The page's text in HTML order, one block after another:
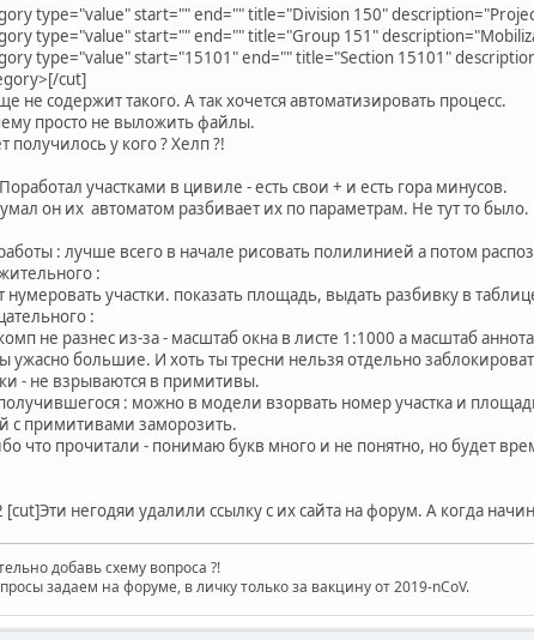
type="value" start="" end="" title="Division 150"
type="value" start="" end="" title="Group 151"
type="value" start="15101" end="" title="Section 15101"
cut]
не содержит такого. А так хочется автоматизировать процесс.
просто не выложить файлы.
получилось у кого ? Хелп ?!
участками в цивиле - есть свои + и есть гора минусов.
он их автоматом разбивает их по параметрам. Не тут то было.
: лучше всего в начале рисовать полилинией а потом
:
нумеровать участки. показать площадь, выдать разбивку в
:
не разнес из-за - масштаб окна в листе 1:1000 а масштаб
ужасно большие. И хоть ты тресни нельзя отдельно
- не взрываются в примитивы.
: можно в модели взорвать номер участка и
с примитивами заморозить.
что прочитали - понимаю букв много и не понятно, но будет
негодяи удалили ссылку с их сайта на форум. А когда
добавь схему вопроса ?!
задаем на форуме, в личку только за вакцину от 2019-nCoV.